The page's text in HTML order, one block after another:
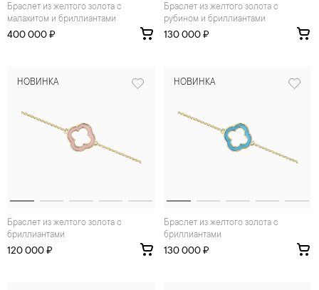
Браслет из желтого золота с
малахитом и бриллиантами
400 000 ₽
Браслет из желтого золота с
рубином и бриллиантами
130 000 ₽
НОВИНКА
Браслет из желтого золота с
бриллиантами
120 000 ₽
НОВИНКА
Браслет из желтого золота с
бриллиантами
130 000 ₽